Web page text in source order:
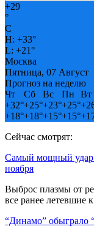
+29
°
C
H: +33°
L: +21°
Москва
Пятница, 07 Август
Прогноз на неделю
Чт
Сб Вс Пн Вт
+32°+25°+23°+25°+
+18°+18°+15°+15°+
Сейчас смотрят:
Самый мощный удар
ноября
Выброс плазмы от
все ранее летевшие
“Динамо” обыграло